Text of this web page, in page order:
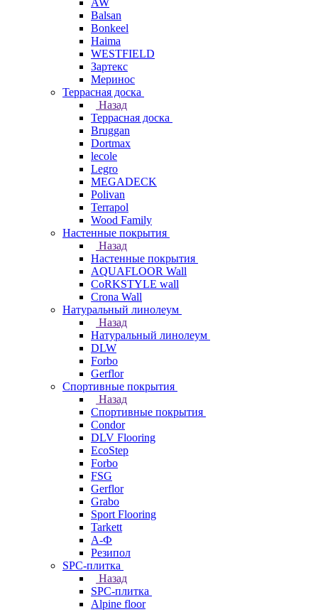
AW
Balsan
Bonkeel
Haima
WESTFIELD
Зартекс
Меринос
Террасная доска
Назад
Террасная доска
Bruggan
Dortmax
lecole
Legro
MEGADECK
Polivan
Terrapol
Wood Family
Настенные покрытия
Назад
Настенные покрытия
AQUAFLOOR Wall
CoRKSTYLE wall
Crona Wall
Натуральный линолеум
Назад
Натуральный линолеум
DLW
Forbo
Gerflor
Спортивные покрытия
Назад
Спортивные покрытия
Condor
DLV Flooring
EcoStep
Forbo
FSG
Gerflor
Grabo
Sport Flooring
Tarkett
А-Ф
Резипол
SPC-плитка
Назад
SPC-плитка
Alpine floor